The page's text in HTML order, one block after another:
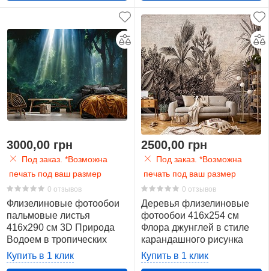
3000,00 грн
Под заказ. *Возможна
печать под ваш размер
0 отзывов
Флизелиновые фотообои
пальмовые листья
416x290 см 3D Природа
Водоем в тропических
джунглях
(14556VEXXXXL)+клей
Купить в 1 клик
2500,00 грн
Под заказ. *Возможна
печать под ваш размер
0 отзывов
Деревья флизелиновые
фотообои 416x254 см
Флора джунглей в стиле
карандашного рисунка
(14433VEXXXL) +клей
Купить в 1 клик